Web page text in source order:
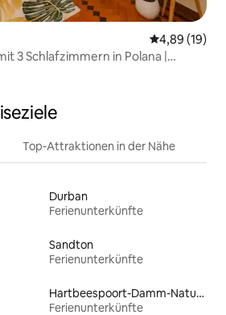
4,89 (19)
3 Schlafzimmern in Polana |
Top-Attraktionen in der Nähe
Durban
Ferienunterkünfte
Sandton
Ferienunterkünfte
Hartbeespoort-Damm-Naturreservat
Ferienunterkünfte